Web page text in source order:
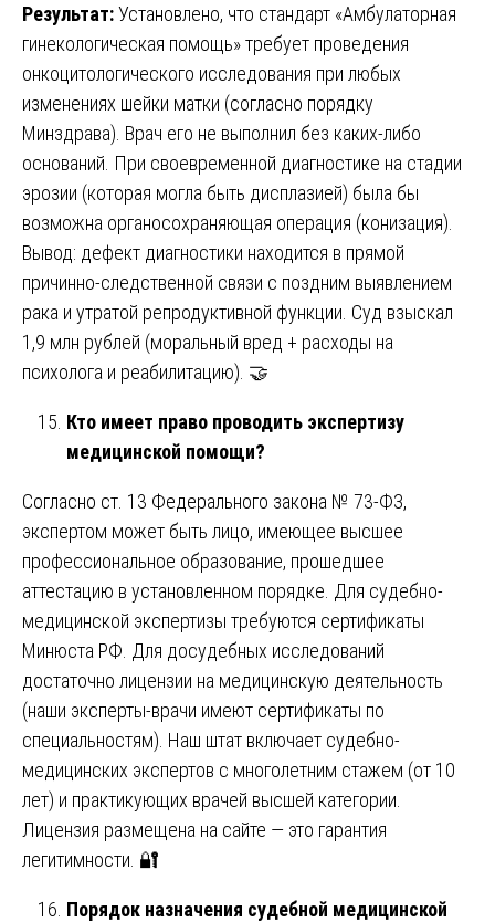
Результат:Установлено, что стандарт «Амбулаторная
гинекологическая помощь» требует проведения
онкоцитологического исследования при любых
изменениях шейки матки (согласно порядку
Минздрава). Врач его не выполнил без каких-либо
оснований. При своевременной диагностике на стадии
эрозии (которая могла быть дисплазией) была бы
возможна органосохраняющая операция (конизация).
Вывод: дефект диагностики находится в прямой
причинно-следственной связи с поздним выявлением
рака и утратой репродуктивной функции. Суд взыскал
1,9 млн рублей (моральный вред + расходы на
психолога и реабилитацию). 🤝
Кто имеет право проводить экспертизу
медицинской помощи?
Согласно ст. 13 Федерального закона № 73-ФЗ,
экспертом может быть лицо, имеющее высшее
профессиональное образование, прошедшее
аттестацию в установленном порядке. Для судебно-
медицинской экспертизы требуются сертификаты
Минюста РФ. Для досудебных исследований
достаточно лицензии на медицинскую деятельность
(наши эксперты-врачи имеют сертификаты по
специальностям). Наш штат включает судебно-
медицинских экспертов с многолетним стажем (от 10
лет) и практикующих врачей высшей категории.
Лицензия размещена на сайте — это гарантия
легитимности. 🔐
Порядок назначения судебной медицинской